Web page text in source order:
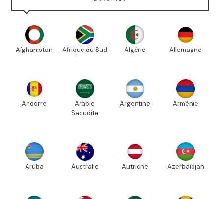
Afghanistan Afrique du Sud Algérie Allemagne
Andorre
Arabie
Saoudite
Argentine Arménie
Aruba Australie Autriche Azerbaïdjan